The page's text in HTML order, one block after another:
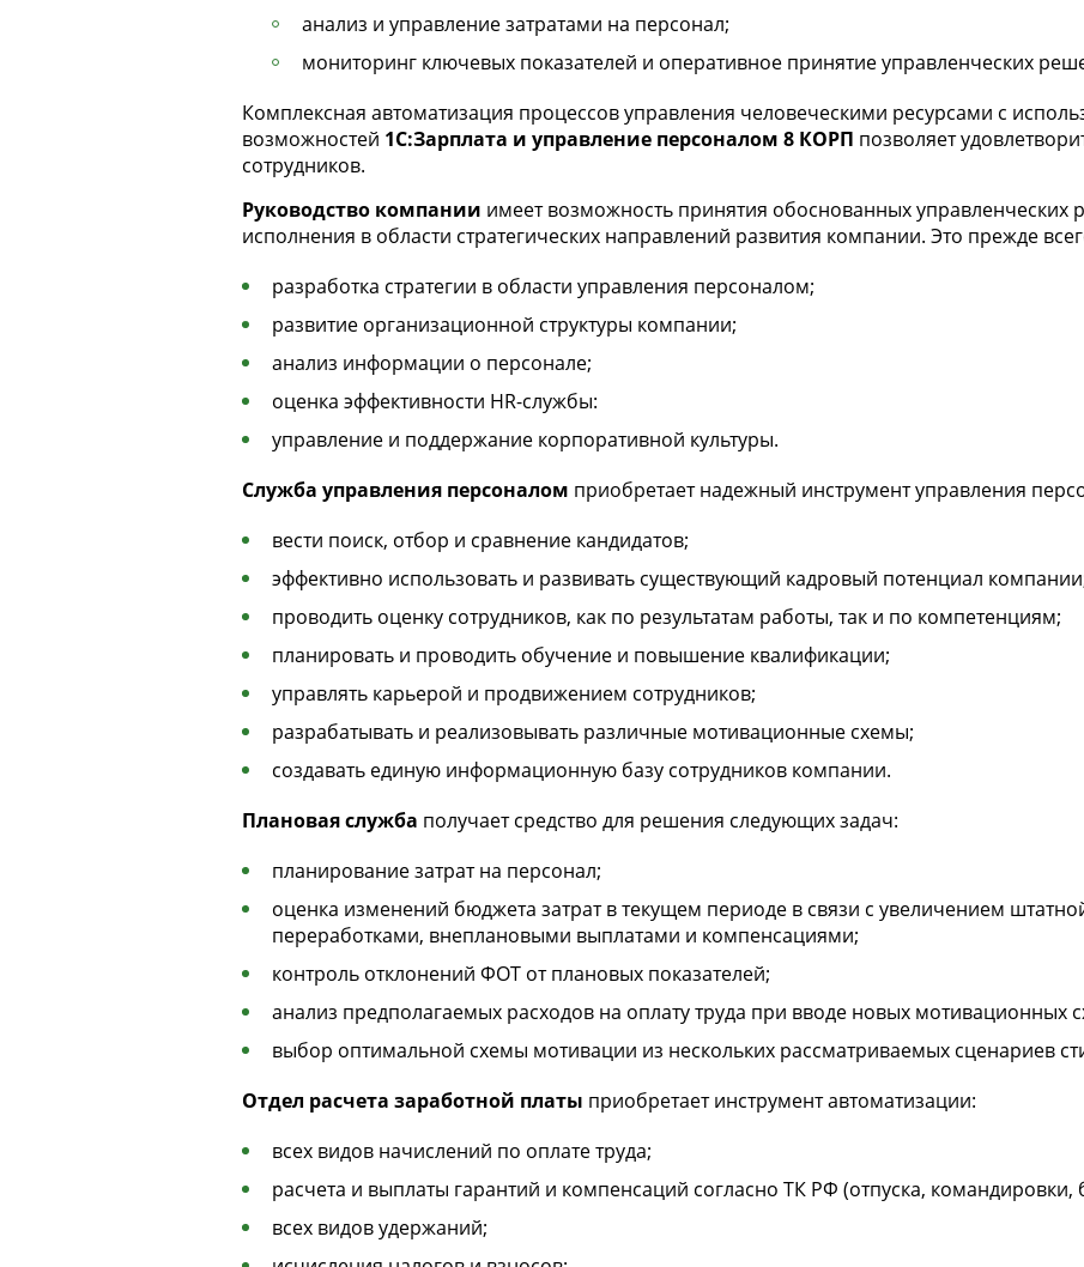
анализ и управление затратами на персонал;
мониторинг ключевых показателей и оперативное принятие управленческих
Комплексная автоматизация процессов управления человеческими ресурсами с
возможностей 1С:Зарплата и управление персоналом 8 КОРП позволяет
сотрудников.
Руководство компании имеет возможность принятия обоснованных управленческих
исполнения в области стратегических направлений развития компании. Это прежде
разработка стратегии в области управления персоналом;
развитие организационной структуры компании;
анализ информации о персонале;
оценка эффективности HR-службы:
управление и поддержание корпоративной культуры.
Служба управления персоналом приобретает надежный инструмент управления
вести поиск, отбор и сравнение кандидатов;
эффективно использовать и развивать существующий кадровый потенциал
проводить оценку сотрудников, как по результатам работы, так и по компетенциям;
планировать и проводить обучение и повышение квалификации;
управлять карьерой и продвижением сотрудников;
разрабатывать и реализовывать различные мотивационные схемы;
создавать единую информационную базу сотрудников компании.
Плановая служба получает средство для решения следующих задач:
планирование затрат на персонал;
оценка изменений бюджета затрат в текущем периоде в связи с увеличением
переработками, внеплановыми выплатами и компенсациями;
контроль отклонений ФОТ от плановых показателей;
анализ предполагаемых расходов на оплату труда при вводе новых мотивационных
выбор оптимальной схемы мотивации из нескольких рассматриваемых сценариев
Отдел расчета заработной платы приобретает инструмент автоматизации:
всех видов начислений по оплате труда;
расчета и выплаты гарантий и компенсаций согласно ТК РФ (отпуска, командировки,
всех видов удержаний;